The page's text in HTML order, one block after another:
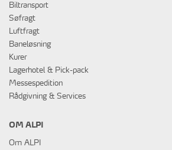
Biltransport
Søfragt
Luftfragt
Baneløsning
Kurer
Lagerhotel & Pick-pack
Messespedition
Rådgivning & Services
OM ALPI
Om ALPI